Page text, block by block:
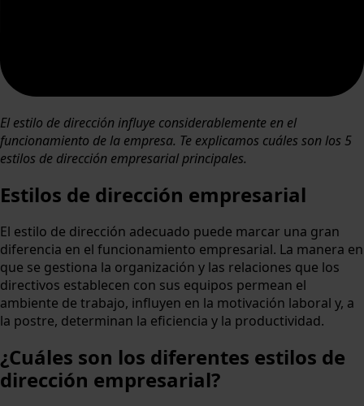
El estilo de dirección influye considerablemente en el
funcionamiento de la empresa. Te explicamos cuáles son los 5
estilos de dirección empresarial principales.
Estilos de dirección empresarial
El estilo de dirección adecuado puede marcar una gran
diferencia en el funcionamiento empresarial. La manera en
que se gestiona la organización y las relaciones que los
directivos establecen con sus equipos permean el
ambiente de trabajo, influyen en la motivación laboral y, a
la postre, determinan la eficiencia y la productividad.
¿Cuáles son los diferentes estilos de
dirección empresarial?